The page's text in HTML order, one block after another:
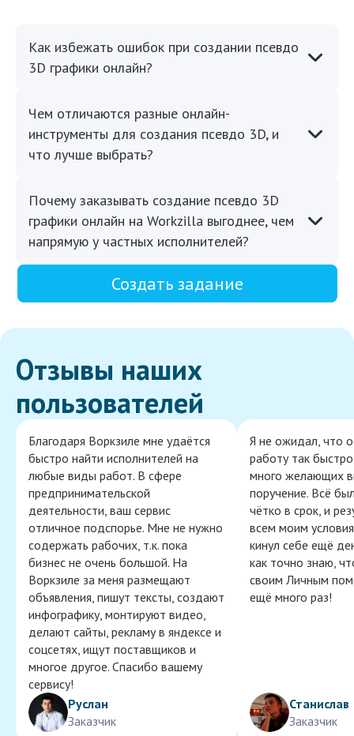
Как избежать ошибок при создании псевдо
3D графики онлайн?
Чем отличаются разные онлайн-
инструменты для создания псевдо 3D, и
что лучше выбрать?
Почему заказывать создание псевдо 3D
графики онлайн на Workzilla выгоднее, чем
напрямую у частных исполнителей?
Создать задание
Отзывы наших
пользователей
Благодаря Воркзиле мне удаётся
быстро найти исполнителей на
любые виды работ. В сфере
предпринимательской
деятельности, ваш сервис
отличное подспорье. Мне не нужно
содержать рабочих, т.к. пока
бизнес не очень большой. На
Воркзиле за меня размещают
объявления, пишут тексты, создают
инфографику, монтируют видео,
делают сайты, рекламу в яндексе и
соцсетях, ищут поставщиков и
многое другое. Спасибо вашему
сервису!
Руслан
Заказчик
Я не ожидал, что
работу так
много желающих
поручение. Всё
чётко в срок, и
всем моим
кинул себе ещё
как точно знаю,
своим Личным
ещё много раз!
Станислав
Заказчик